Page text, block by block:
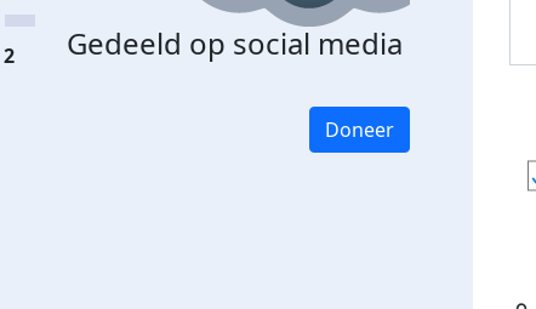
Gedeeld op social media
Doneer